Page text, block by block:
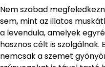
Nem szabad
sem, mint az illatos
a levendula, amelyek
hasznos célt is szolgálnak.
nemcsak a szemet